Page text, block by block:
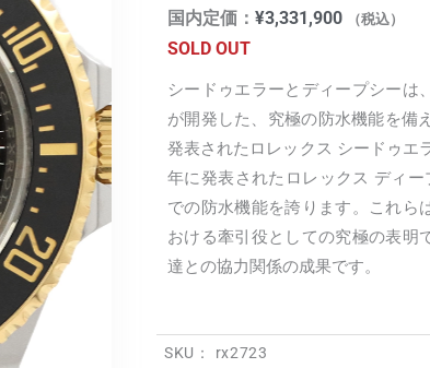
国内定価： ¥3,331,900 （税込）
SOLD OUT
シードゥエラーとディープシーは
が開発した、究極の防水機能を備
発表されたロレックス シードゥエ
年に発表されたロレックス ディ
での防水機能を誇ります。これら
おける牽引役としての究極の表明
達との協力関係の成果です。
SKU： rx2723